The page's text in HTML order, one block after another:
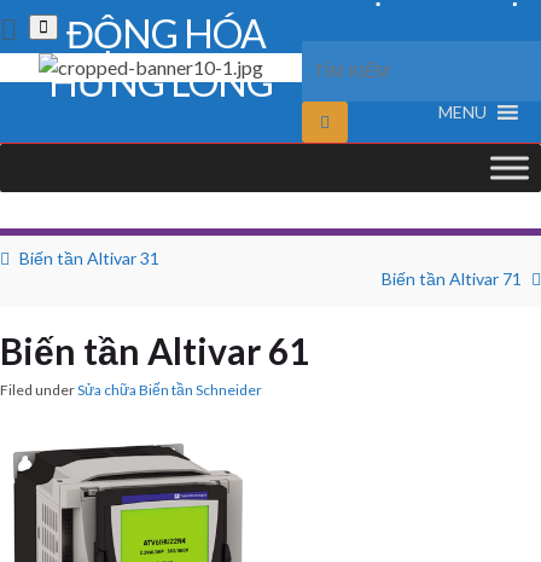
Toggle
search
form
ĐỘNG HÓA
HƯNG LONG
MENU
Biến tần Altivar 31
Biến tần Altivar 71
Biến tần Altivar 61
Filed underSửa chữa Biến tần Schneider